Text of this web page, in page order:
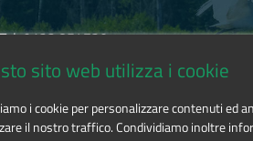
Tel. 0122.854720
sito web utilizza i cookie
i cookie per personalizzare contenuti ed
il nostro traffico. Condividiamo inoltre